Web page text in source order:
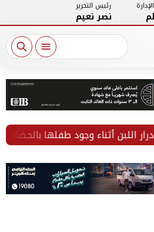
رئيس التحرير
نصر نعيم
أثناء وجود طفلها بالحضانة؟